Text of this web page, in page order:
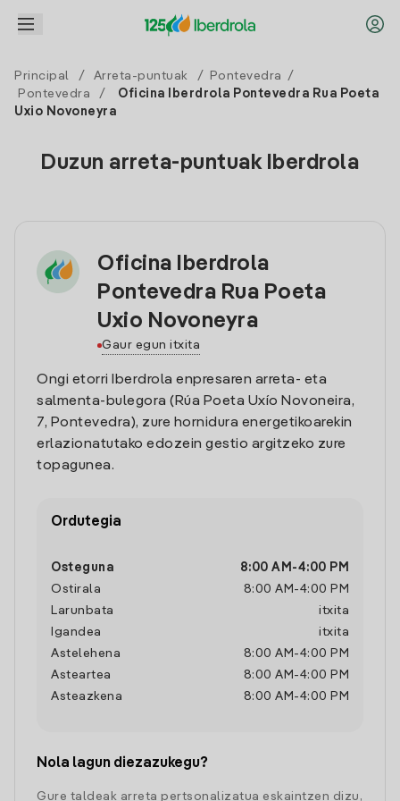
Principal / Arreta-puntuak / Pontevedra
/
Pontevedra
/
Oficina Iberdrola Pontevedra Rua Poeta
Uxio Novoneyra
Duzun arreta-puntuak Iberdrola
Oficina Iberdrola
Pontevedra Rua Poeta
Uxio Novoneyra
Gaur egun itxita
Ongi etorri Iberdrola enpresaren arreta- eta
salmenta-bulegora (Rúa Poeta Uxío Novoneira,
7, Pontevedra), zure hornidura energetikoarekin
erlazionatutako edozein gestio argitzeko zure
topagunea.
Ordutegia
Osteguna 8:00 AM -4:00 PM
Ostirala
8:00 AM -4:00 PM
Larunbata
itxita
Igandea
itxita
Astelehena
8:00 AM -4:00 PM
Asteartea
8:00 AM -4:00 PM
Asteazkena
8:00 AM -4:00 PM
Nola lagun diezazukegu?
Gure taldeak arreta pertsonalizatua eskaintzen dizu,